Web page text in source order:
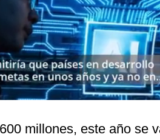
millones, este año se